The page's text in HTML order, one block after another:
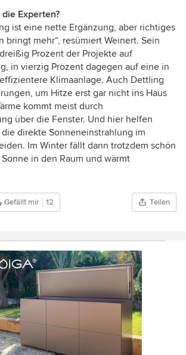
Experten?
ist eine nette Ergänzung, aber richtiges
bringt mehr“, resümiert Weinert. Sein
Prozent der Projekte auf
in vierzig Prozent dagegen auf eine in
Klimaanlage. Auch Dettling
um Hitze erst gar nicht ins Haus
kommt meist durch
über die Fenster. Und hier helfen
direkte Sonneneinstrahlung im
Im Winter fällt dann trotzdem schön
in den Raum und wärmt
Gefällt mir 12 Teilen